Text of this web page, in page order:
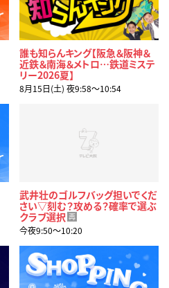
誰も知らんキング【阪急＆阪神＆
近鉄＆南海＆メトロ…鉄道ミステ
リー2026夏】
8月15日(土) 夜9:58〜10:54
武井壮のゴルフバッグ担いでくだ
さい▽刻む？攻める？確率で選ぶ
クラブ選択 再
今夜9:50〜10:20